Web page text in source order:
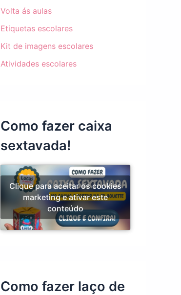
Volta ás aulas
Etiquetas escolares
Kit de imagens escolares
Atividades escolares
Como fazer caixa
sextavada!
Clique para aceitar os cookies
marketing e ativar este
conteúdo
Como fazer laço de